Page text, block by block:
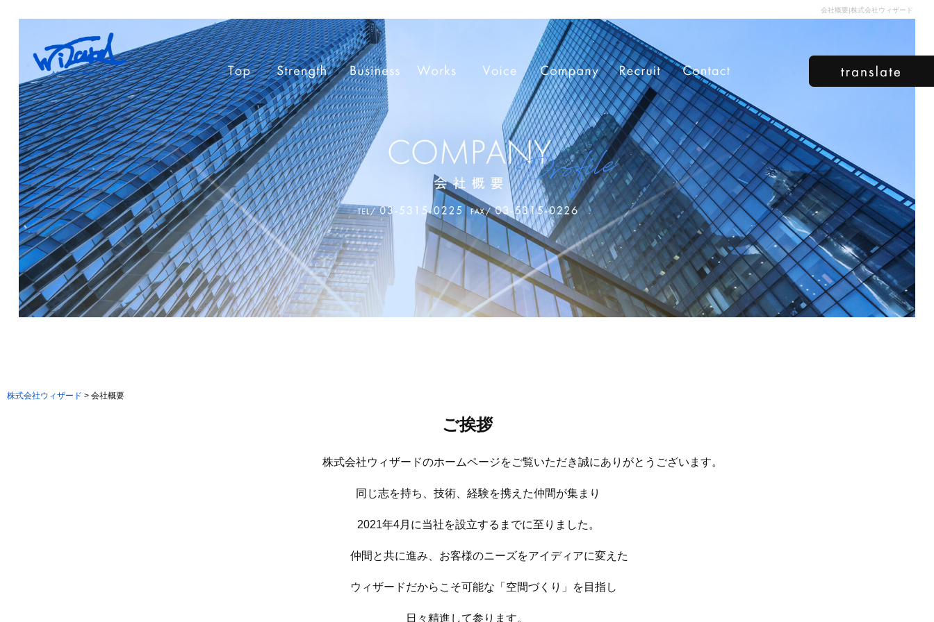
会社概要|株式会社ウィザード
株式会社ウィザード > 会社概要
ご挨拶
株式会社ウィザードのホームページをご覧いただき誠にありがとうございます。
同じ志を持ち、技術、経験を携えた仲間が集まり
2021年4月に当社を設立するまでに至りました。
仲間と共に進み、お客様のニーズをアイディアに変えた
ウィザードだからこそ可能な「空間づくり」を目指し
日々精進して参ります。